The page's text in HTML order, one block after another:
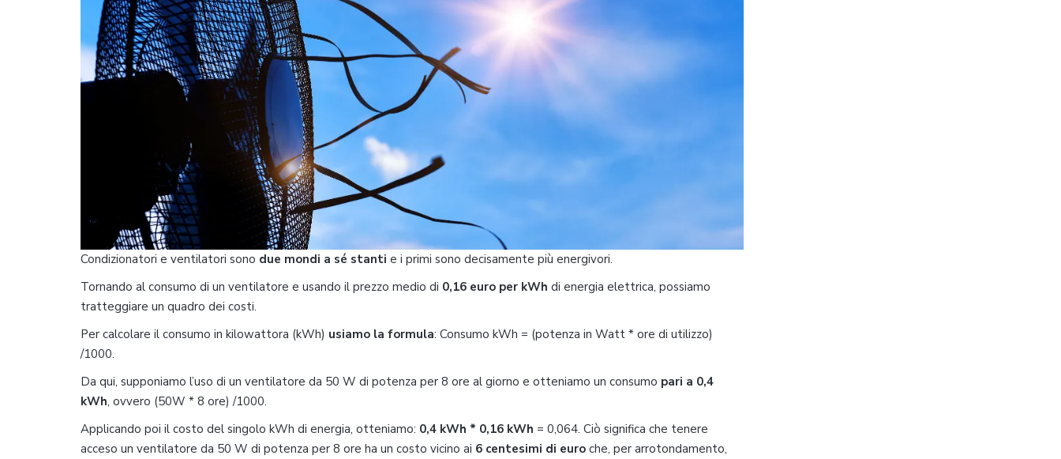
Condizionatori e ventilatori sono due mondi a sé stanti e i primi sono decisamente più energivori.
Tornando al consumo di un ventilatore e usando il prezzo medio di 0,16 euro per kWh di energia elettrica, possiamo
tratteggiare un quadro dei costi.
Per calcolare il consumo in kilowattora (kWh) usiamo la formula: Consumo kWh = (potenza in Watt * ore di utilizzo)
/1000.
Da qui, supponiamo l’uso di un ventilatore da 50 W di potenza per 8 ore al giorno e otteniamo un consumo pari a 0,4
kWh, ovvero (50W * 8 ore) /1000.
Applicando poi il costo del singolo kWh di energia, otteniamo: 0,4 kWh * 0,16 kWh = 0,064. Ciò significa che tenere
acceso un ventilatore da 50 W di potenza per 8 ore ha un costo vicino ai 6 centesimi di euro che, per arrotondamento,